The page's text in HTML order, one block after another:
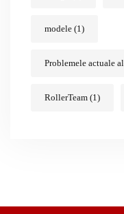
modele (1)
Problemele actuale
RollerTeam (1)